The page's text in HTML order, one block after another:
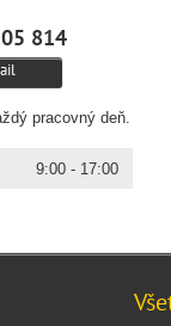
814
pracovný deň.
9:00 - 17:00